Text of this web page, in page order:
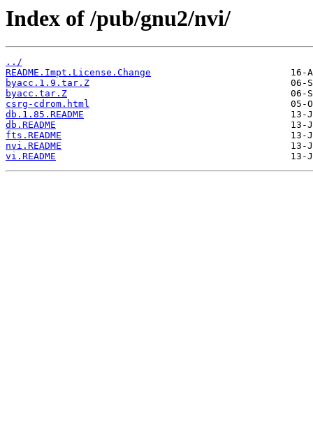
Index of /pub/gnu2/nvi/
../
README.Impt.License.Change
byacc.1.9.tar.Z
byacc.tar.Z
csrg-cdrom.html
db.1.85.README
db.README
fts.README
nvi.README
vi.README